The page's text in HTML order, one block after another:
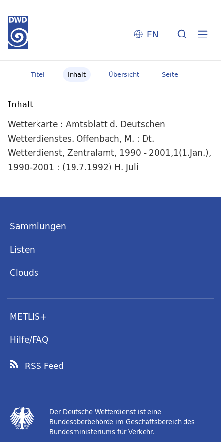
EN
Titel Inhalt Übersicht Seite
Inhalt
Wetterkarte : Amtsblatt d. Deutschen
Wetterdienstes. Offenbach, M. : Dt.
Wetterdienst, Zentralamt, 1990 - 2001,1(1.Jan.),
1990-2001 : (19.7.1992) H. Juli
Sammlungen
Listen
Clouds
METLIS+
Hilfe/FAQ
RSS Feed
Der Deutsche Wetterdienst ist eine
Bundesoberbehörde im Geschäftsbereich des
Bundesministeriums für Verkehr.